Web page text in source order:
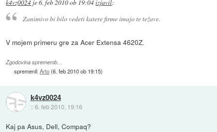
k4vz0024 je6. feb 2010 ob 19:04izjavil:
Zanimivo bi bilo vedeti katere firme imajo te težave.
V mojem primeru gre za Acer Extensa 4620Z.
Zgodovina sprememb…
spremenil:Arto(6. feb 2010 ob 19:15)
k4vz0024
::6. feb 2010, 19:16
Kaj pa Asus, Dell, Compaq?